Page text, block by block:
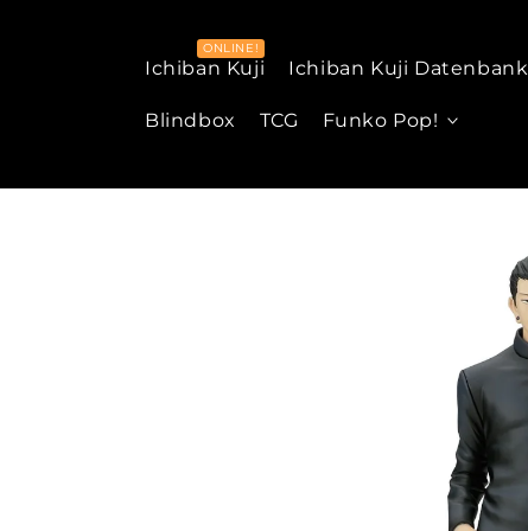
Ichiban Kuji
Ichiban Kuji Datenbank
Blindbox TCG Funko Pop!
Zur